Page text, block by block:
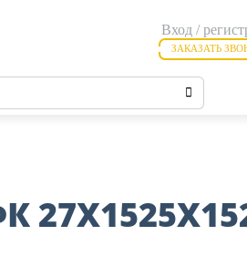
Вход /
ЗАКАЗАТЬ